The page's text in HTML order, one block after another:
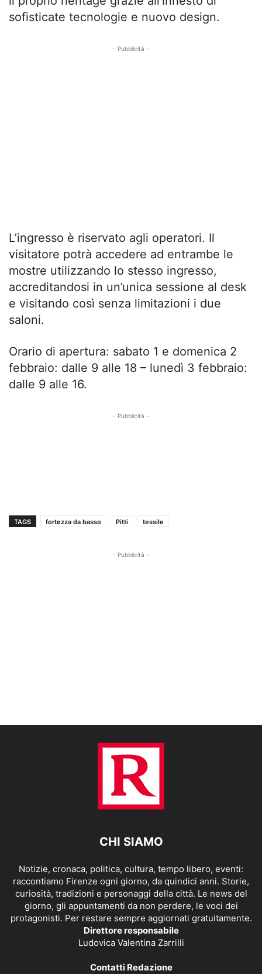
sofisticate tecnologie e nuovo design.
- Pubblicità -
L’ingresso è riservato agli operatori. Il
visitatore potrà accedere ad entrambe le
mostre utilizzando lo stesso ingresso,
accreditandosi in un’unica sessione al desk
e visitando così senza limitazioni i due
saloni.
Orario di apertura: sabato 1 e domenica 2
febbraio: dalle 9 alle 18 – lunedì 3 febbraio:
dalle 9 alle 16.
- Pubblicità -
TAGS fortezza da basso Pitti tessile
- Pubblicità -
CHI SIAMO
Notizie, cronaca, politica, cultura, tempo libero, eventi:
raccontiamo Firenze ogni giorno, da quindici anni. Storie,
curiosità, tradizioni e personaggi della città. Le news del
giorno, gli appuntamenti da non perdere, le voci dei
protagonisti. Per restare sempre aggiornati gratuitamente.
Direttore responsabile
Ludovica Valentina Zarrilli
Contatti Redazione